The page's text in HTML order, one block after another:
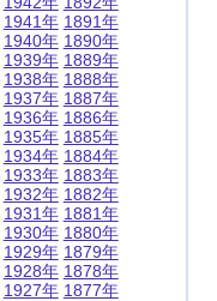
1941年
1940年
1939年
1938年
1937年
1936年
1935年
1934年
1933年
1932年
1931年
1930年
1929年
1928年
1927年
1891年
1890年
1889年
1888年
1887年
1886年
1885年
1884年
1883年
1882年
1881年
1880年
1879年
1878年
1877年